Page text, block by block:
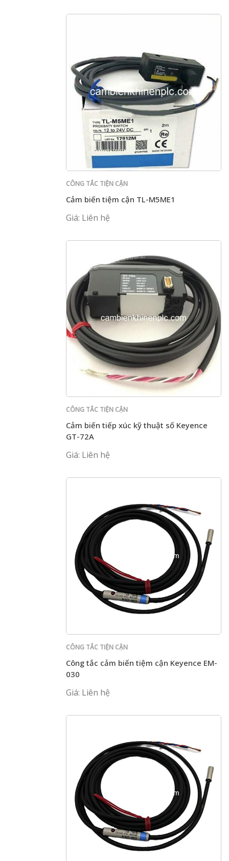
CÔNG TẮC TIỆN CẬN
Cảm biến tiệm cận TL-M5ME1
Giá: Liên hệ
CÔNG TẮC TIỆN CẬN
Cảm biến tiếp xúc kỹ thuật số Keyence
GT-72A
Giá: Liên hệ
CÔNG TẮC TIỆN CẬN
Công tắc cảm biến tiệm cận Keyence EM-
030
Giá: Liên hệ